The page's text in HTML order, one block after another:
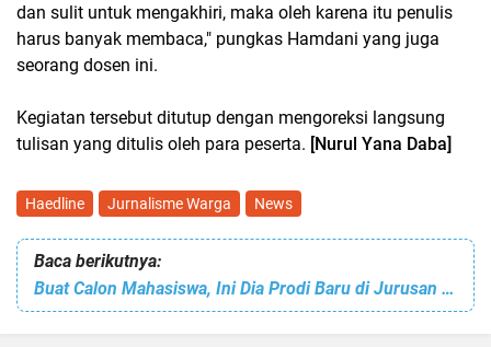
dan sulit untuk mengakhiri, maka oleh karena itu penulis
harus banyak membaca," pungkas Hamdani yang juga
seorang dosen ini.
Kegiatan tersebut ditutup dengan mengoreksi langsung
tulisan yang ditulis oleh para peserta. [Nurul Yana Daba]
Haedline Jurnalisme Warga News
Baca berikutnya:
Buat Calon Mahasiswa, Ini Dia Prodi Baru di Jurusan Teknik Sipil PNL